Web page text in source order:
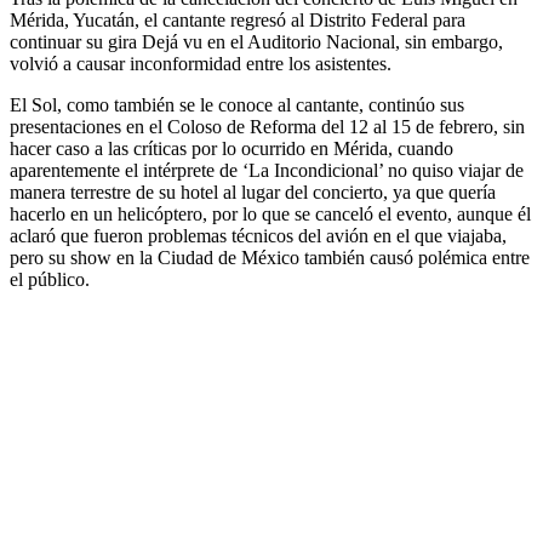
Mérida, Yucatán, el cantante regresó al Distrito Federal para
continuar su gira Dejá vu en el Auditorio Nacional, sin embargo,
volvió a causar inconformidad entre los asistentes.
El Sol, como también se le conoce al cantante, continúo sus
presentaciones en el Coloso de Reforma del 12 al 15 de febrero, sin
hacer caso a las críticas por lo ocurrido en Mérida, cuando
aparentemente el intérprete de ‘La Incondicional’ no quiso viajar de
manera terrestre de su hotel al lugar del concierto, ya que quería
hacerlo en un helicóptero, por lo que se canceló el evento, aunque él
aclaró que fueron problemas técnicos del avión en el que viajaba,
pero su show en la Ciudad de México también causó polémica entre
el público.